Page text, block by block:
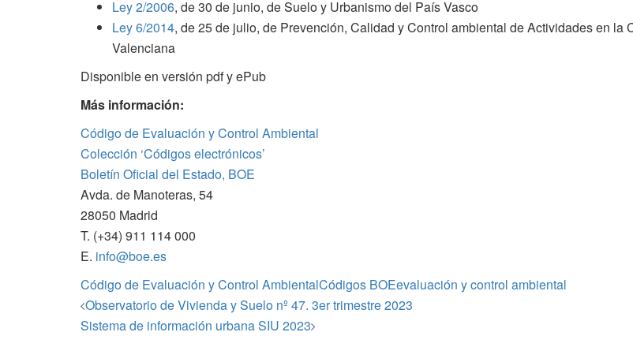
Ley 2/2006, de 30 de junio, de Suelo y Urbanismo del País Vasco
Ley 6/2014, de 25 de julio, de Prevención, Calidad y Control ambiental de Actividades en la
Valenciana
Disponible en versión pdf y ePub
Más información:
Código de Evaluación y Control Ambiental
Colección ‘Códigos electrónicos’
Boletín Oficial del Estado, BOE
Avda. de Manoteras, 54
28050 Madrid
T. (+34) 911 114 000
E. info@boe.es
Código de Evaluación y Control AmbientalCódigos BOEevaluación y control ambiental
Navegación
de
Observatorio de Vivienda y Suelo nº 47. 3er trimestre 2023
Sistema de información urbana SIU 2023